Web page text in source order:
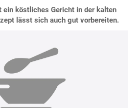
ein köstliches Gericht in der kalten
lässt sich auch gut vorbereiten.